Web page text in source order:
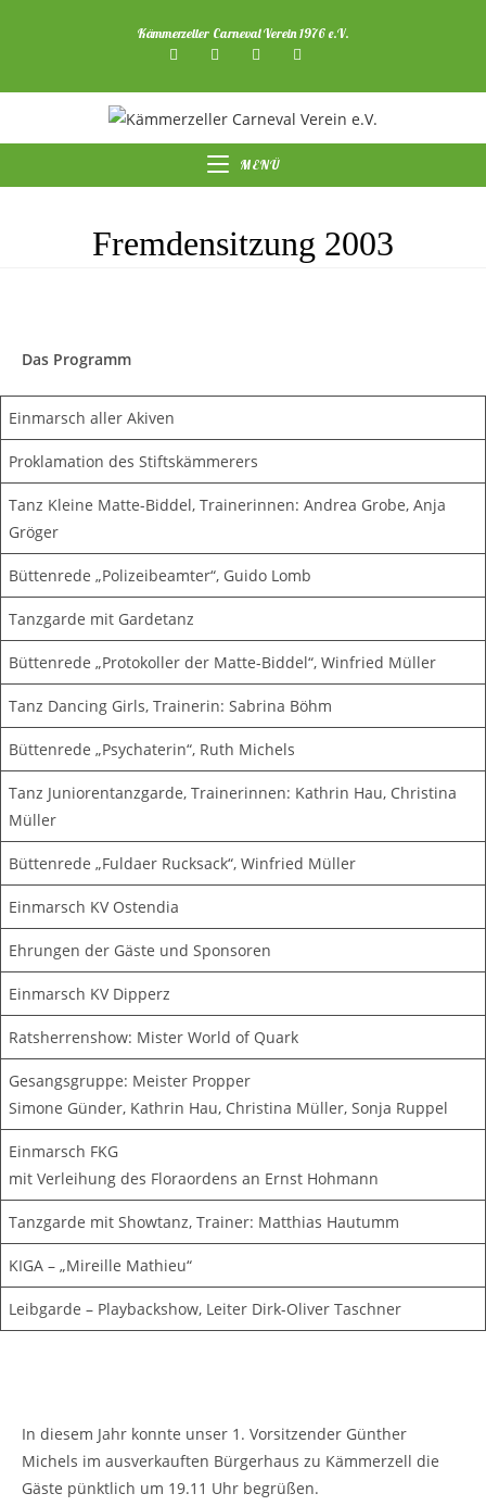
Kämmerzeller Carneval Verein 1976 e.V.
MENÜ
Fremdensitzung 2003
Das Programm
Einmarsch aller Akiven
Proklamation des Stiftskämmerers
Tanz Kleine Matte-Biddel, Trainerinnen: Andrea Grobe, Anja
Gröger
Büttenrede „Polizeibeamter“, Guido Lomb
Tanzgarde mit Gardetanz
Büttenrede „Protokoller der Matte-Biddel“, Winfried Müller
Tanz Dancing Girls, Trainerin: Sabrina Böhm
Büttenrede „Psychaterin“, Ruth Michels
Tanz Juniorentanzgarde, Trainerinnen: Kathrin Hau, Christina
Müller
Büttenrede „Fuldaer Rucksack“, Winfried Müller
Einmarsch KV Ostendia
Ehrungen der Gäste und Sponsoren
Einmarsch KV Dipperz
Ratsherrenshow: Mister World of Quark
Gesangsgruppe: Meister Propper
Simone Günder, Kathrin Hau, Christina Müller, Sonja Ruppel
Einmarsch FKG
mit Verleihung des Floraordens an Ernst Hohmann
Tanzgarde mit Showtanz, Trainer: Matthias Hautumm
KIGA – „Mireille Mathieu“
Leibgarde – Playbackshow, Leiter Dirk-Oliver Taschner
In diesem Jahr konnte unser 1. Vorsitzender Günther
Michels im ausverkauften Bürgerhaus zu Kämmerzell die
Gäste pünktlich um 19.11 Uhr begrüßen.